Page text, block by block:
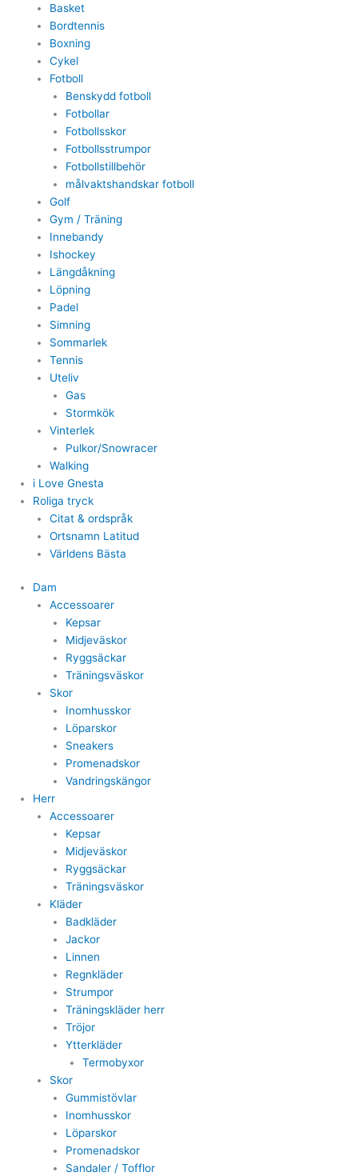
Basket
Bordtennis
Boxning
Cykel
Fotboll
Benskydd fotboll
Fotbollar
Fotbollsskor
Fotbollsstrumpor
Fotbollstillbehör
målvaktshandskar fotboll
Golf
Gym / Träning
Innebandy
Ishockey
Längdåkning
Löpning
Padel
Simning
Sommarlek
Tennis
Uteliv
Gas
Stormkök
Vinterlek
Pulkor/Snowracer
Walking
i Love Gnesta
Roliga tryck
Citat & ordspråk
Ortsnamn Latitud
Världens Bästa
Dam
Accessoarer
Kepsar
Midjeväskor
Ryggsäckar
Träningsväskor
Skor
Inomhusskor
Löparskor
Sneakers
Promenadskor
Vandringskängor
Herr
Accessoarer
Kepsar
Midjeväskor
Ryggsäckar
Träningsväskor
Kläder
Badkläder
Jackor
Linnen
Regnkläder
Strumpor
Träningskläder herr
Tröjor
Ytterkläder
Termobyxor
Skor
Gummistövlar
Inomhusskor
Löparskor
Promenadskor
Sandaler / Tofflor